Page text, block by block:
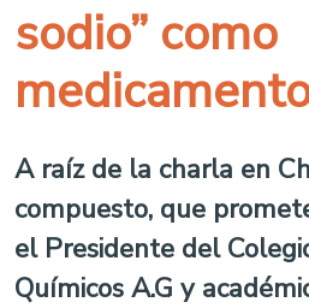
sodio” como
A raíz de la charla en
compuesto, que
el Presidente del
Químicos A.G y